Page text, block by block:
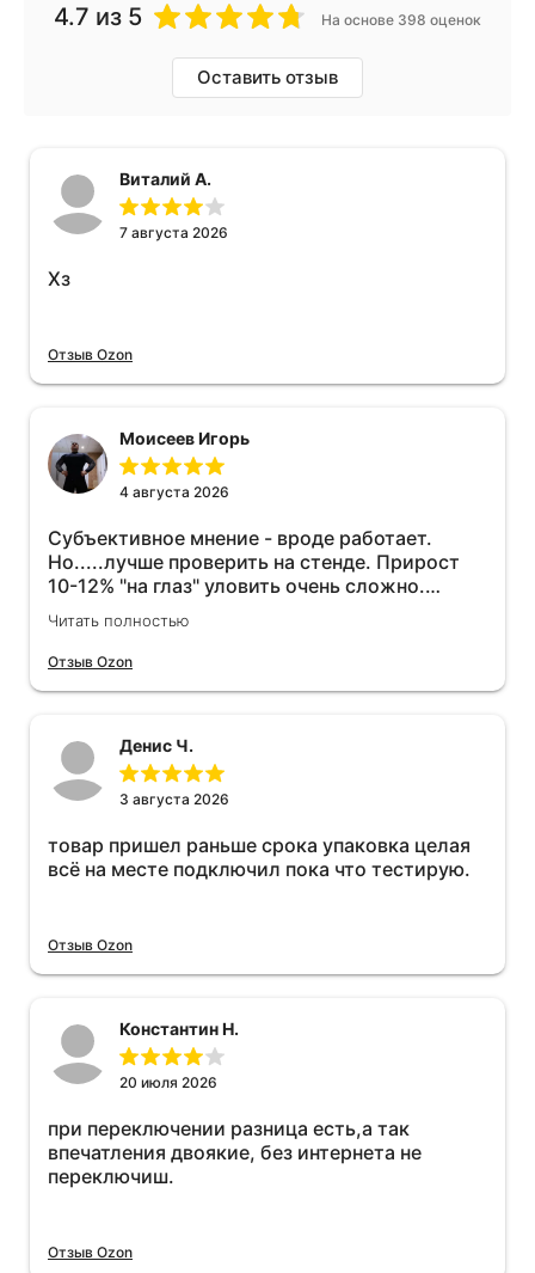
4.7 из 5 На основе 398 оценок
Оставить отзыв
Виталий А.
7 августа 2026
Хз
Отзыв Ozon
Моисеев Игорь
4 августа 2026
Субъективное мнение - вроде работает.
Но.....лучше проверить на стенде. Прирост
10-12% "на глаз" уловить очень сложно.
Покатаюсь, потом отключу и посмотрю, что
будет 😁.
Читать полностью
Отзыв Ozon
Денис Ч.
3 августа 2026
товар пришел раньше срока упаковка целая
всё на месте подключил пока что тестирую.
Отзыв Ozon
Константин Н.
20 июля 2026
при переключении разница есть,а так
впечатления двоякие, без интернета не
переключиш.
Отзыв Ozon